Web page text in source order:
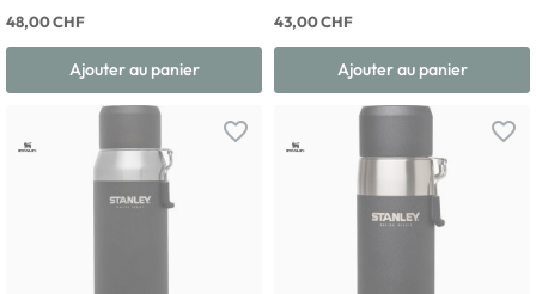
48,00 CHF
Ajouter au panier
43,00 CHF
Ajouter au panier
favorite_border favorite_border